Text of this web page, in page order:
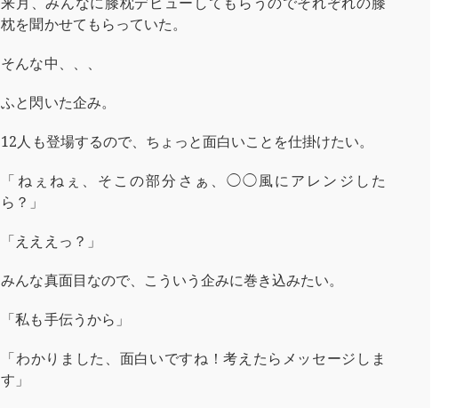
枕を聞かせてもらっていた。
そんな中、、、
ふと閃いた企み。
12人も登場するので、ちょっと面白いことを仕掛けたい。
「ねぇねぇ、そこの部分さぁ、◯◯風にアレンジした
ら？」
「えええっ？」
みんな真面目なので、こういう企みに巻き込みたい。
「私も手伝うから」
「わかりました、面白いですね！考えたらメッセージしま
す」